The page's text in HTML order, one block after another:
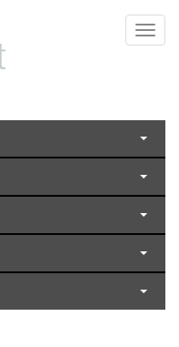
Toggle